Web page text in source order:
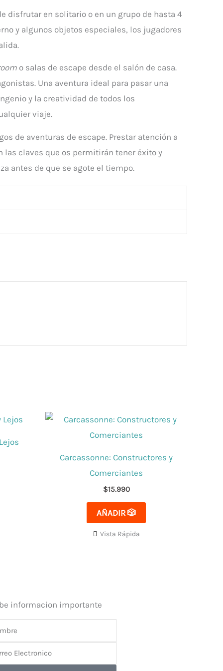
disfrutar en solitario o en un grupo de hasta 4
y algunos objetos especiales, los jugadores
o salas de escape desde el salón de casa.
Una aventura ideal para pasar una
y la creatividad de todos los
viaje.
de aventuras de escape. Prestar atención a
claves que os permitirán tener éxito y
antes de que se agote el tiempo.
Carcassonne: Constructores y
Comerciantes
$15.990
AÑADIR 🎲
Vista Rápida
informacion importante